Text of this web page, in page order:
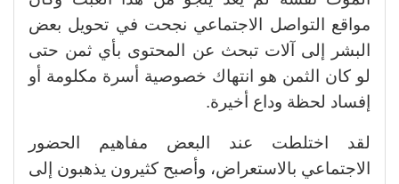
مواقع التواصل الاجتماعي نجحت في تحويل بعض
البشر إلى آلات تبحث عن المحتوى بأي ثمن حتى
لو كان الثمن هو انتهاك خصوصية أسرة مكلومة أو
إفساد لحظة وداع أخيرة.
لقد اختلطت عند البعض مفاهيم الحضور
الاجتماعي بالاستعراض، وأصبح كثيرون يذهبون إلى